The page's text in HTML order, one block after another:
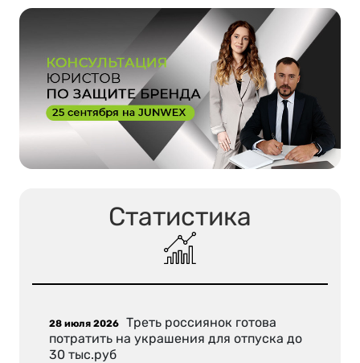
Статистика
28 июля 2026 Треть россиянок готова
потратить на украшения для отпуска до
30 тыс.руб